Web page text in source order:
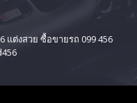
แต่งสวย ซื้อขายรถ 099 456